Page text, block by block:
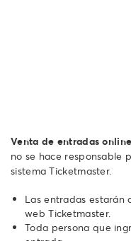
Venta de entradas online
no se hace responsable
sistema Ticketmaster.
Las entradas estarán
web Ticketmaster.
Toda persona que